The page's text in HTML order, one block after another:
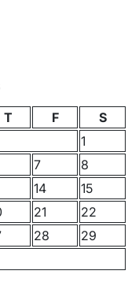
T F
S
1
7
8
14
15
21
22
28
29